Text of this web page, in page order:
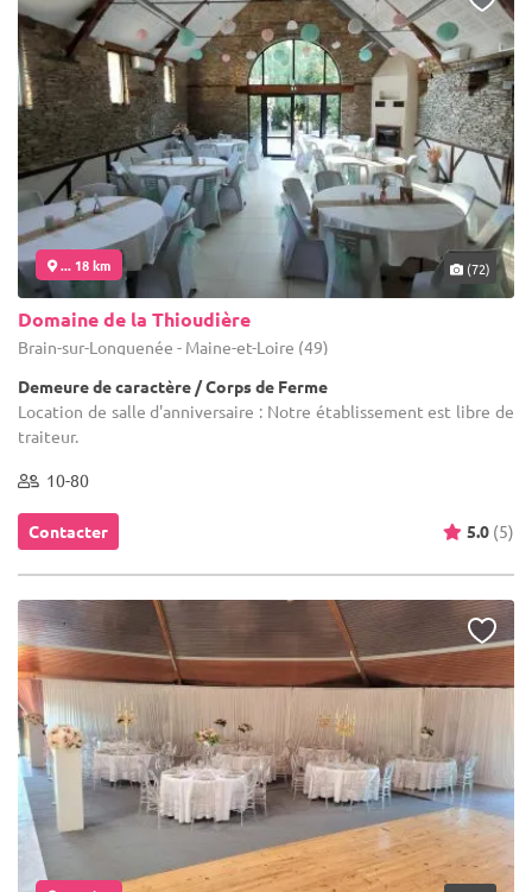
... 18 km (72)
Domaine de la Thioudière
Brain-sur-Longuenée - Maine-et-Loire (49)
Demeure de caractère / Corps de Ferme
Location de salle d'anniversaire : Notre établissement est libre de
traiteur.
10-80
Contacter 5.0 (5)